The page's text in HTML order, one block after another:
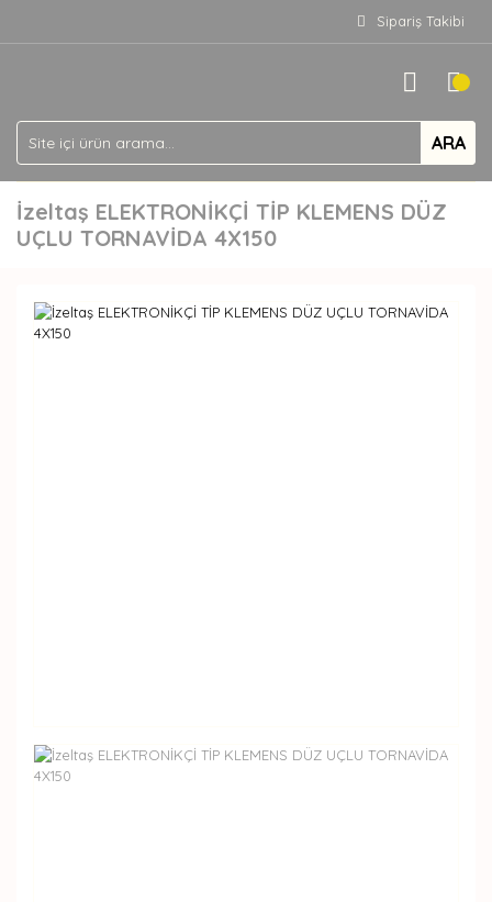
Sipariş Takibi
ARA
İzeltaş ELEKTRONİKÇİ TİP KLEMENS DÜZ
UÇLU TORNAVİDA 4X150